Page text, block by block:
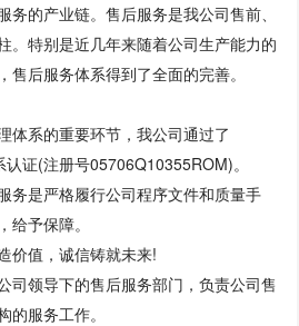
的产业链。售后服务是我公司售前、
。特别是近几年来随着公司生产能力的
后服务体系得到了全面的完善。
系的重要环节，我公司通过了
证(注册号05706Q10355ROM)。
是严格履行公司程序文件和质量手
予保障。
值，诚信铸就未来!
领导下的售后服务部门，负责公司售
服务工作。